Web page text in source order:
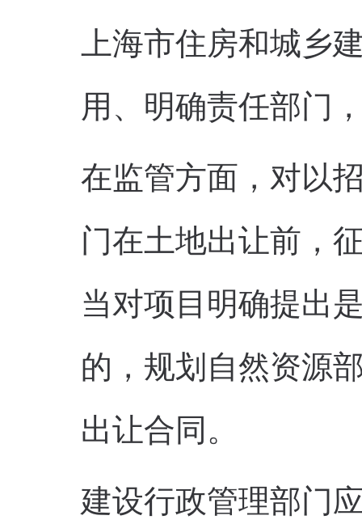
上海市住房和城乡
用、明确责任部门
在监管方面，对以
门在土地出让前，
当对项目明确提出
的，规划自然资源
出让合同。
建设行政管理部门